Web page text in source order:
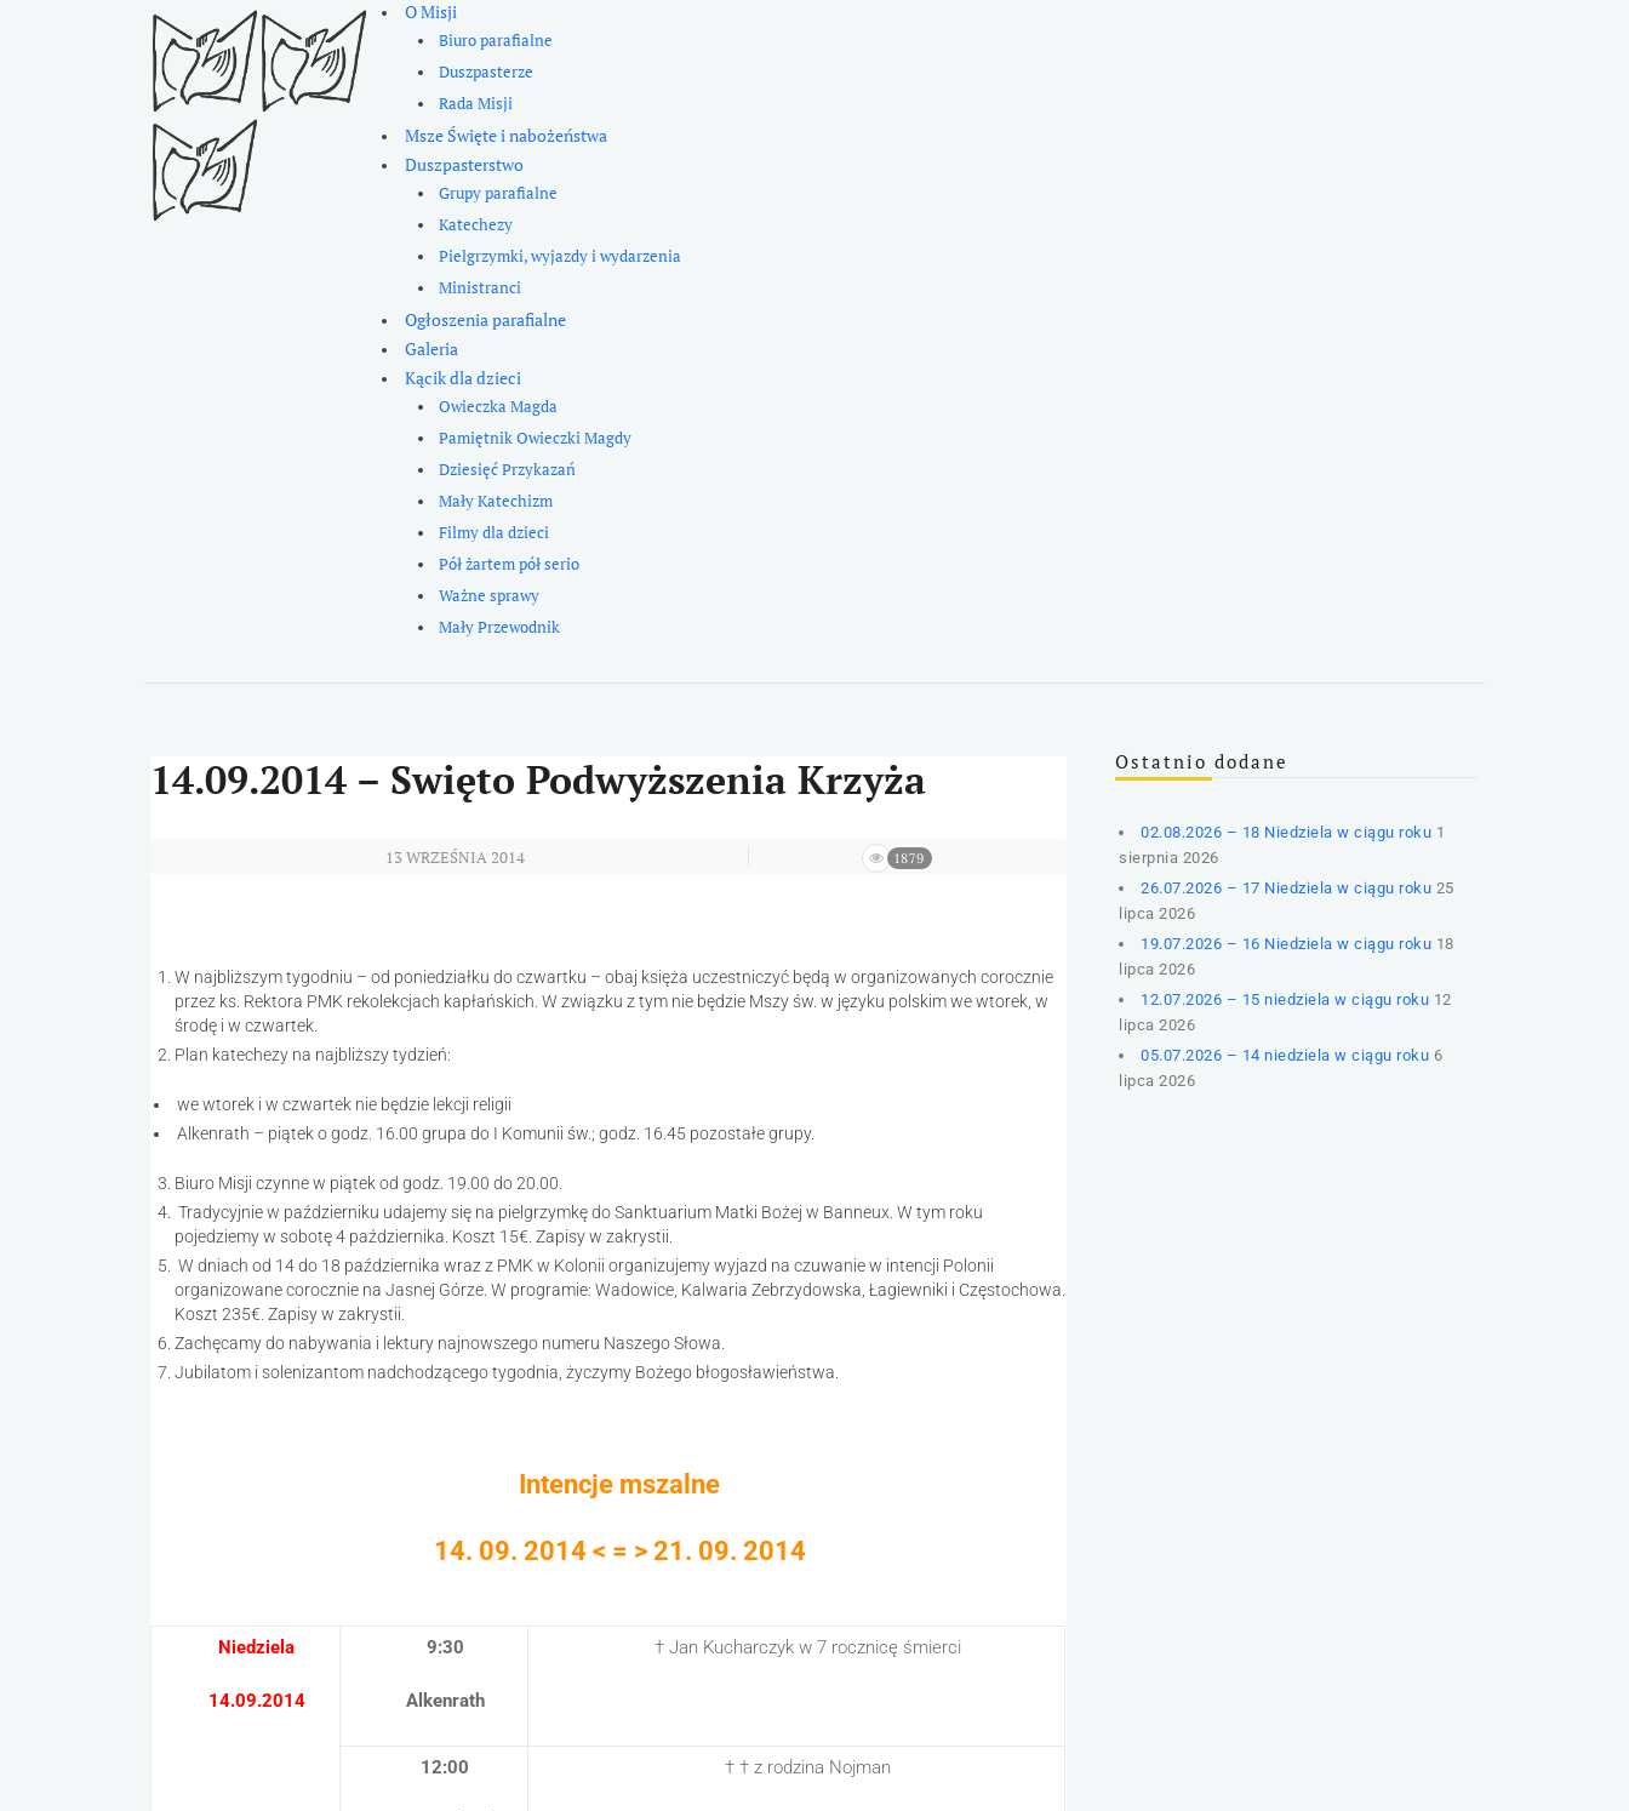
O Misji
Biuro parafialne
Duszpasterze
Rada Misji
Msze Święte i nabożeństwa
Duszpasterstwo
Grupy parafialne
Katechezy
Pielgrzymki, wyjazdy i wydarzenia
Ministranci
Ogłoszenia parafialne
Galeria
Kącik dla dzieci
Owieczka Magda
Pamiętnik Owieczki Magdy
Dziesięć Przykazań
Mały Katechizm
Filmy dla dzieci
Pół żartem pół serio
Ważne sprawy
Mały Przewodnik
14.09.2014 – Swięto Podwyższenia Krzyża
13 WRZEŚNIA 2014 1879
W najbliższym tygodniu – od poniedziałku do czwartku – obaj księża uczestniczyć będą w organizowanych corocznie
przez ks. Rektora PMK rekolekcjach kapłańskich. W związku z tym nie będzie Mszy św. w języku polskim we wtorek, w
środę i w czwartek.
Plan katechezy na najbliższy tydzień:
we wtorek i w czwartek nie będzie lekcji religii
Alkenrath – piątek o godz. 16.00 grupa do I Komunii św.; godz. 16.45 pozostałe grupy.
Biuro Misji czynne w piątek od godz. 19.00 do 20.00.
Tradycyjnie w październiku udajemy się na pielgrzymkę do Sanktuarium Matki Bożej w Banneux. W tym roku
pojedziemy w sobotę 4 października. Koszt 15€. Zapisy w zakrystii.
W dniach od 14 do 18 października wraz z PMK w Kolonii organizujemy wyjazd na czuwanie w intencji Polonii
organizowane corocznie na Jasnej Górze. W programie: Wadowice, Kalwaria Zebrzydowska, Łagiewniki i Częstochowa.
Koszt 235€. Zapisy w zakrystii.
Zachęcamy do nabywania i lektury najnowszego numeru Naszego Słowa.
Jubilatom i solenizantom nadchodzącego tygodnia, życzymy Bożego błogosławieństwa.
Intencje mszalne
14. 09. 2014 < = > 21. 09. 2014
Niedziela
14.09.2014
9:30
Alkenrath
† Jan Kucharczyk w 7 rocznicę śmierci
12:00 † † z rodzina Nojman
Ostatnio dodane
02.08.2026 – 18 Niedziela w ciągu roku 1
sierpnia 2026
26.07.2026 – 17 Niedziela w ciągu roku 25
lipca 2026
19.07.2026 – 16 Niedziela w ciągu roku 18
lipca 2026
12.07.2026 – 15 niedziela w ciągu roku 12
lipca 2026
05.07.2026 – 14 niedziela w ciągu roku 6
lipca 2026